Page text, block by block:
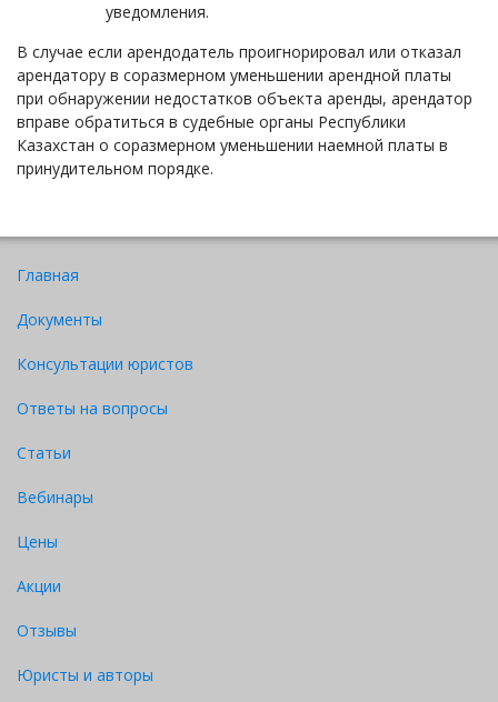
уведомления.
В случае если арендодатель проигнорировал или отказал
арендатору в соразмерном уменьшении арендной платы
при обнаружении недостатков объекта аренды, арендатор
вправе обратиться в судебные органы Республики
Казахстан о соразмерном уменьшении наемной платы в
принудительном порядке.
Главная
Документы
Консультации юристов
Ответы на вопросы
Статьи
Вебинары
Цены
Акции
Отзывы
Юристы и авторы